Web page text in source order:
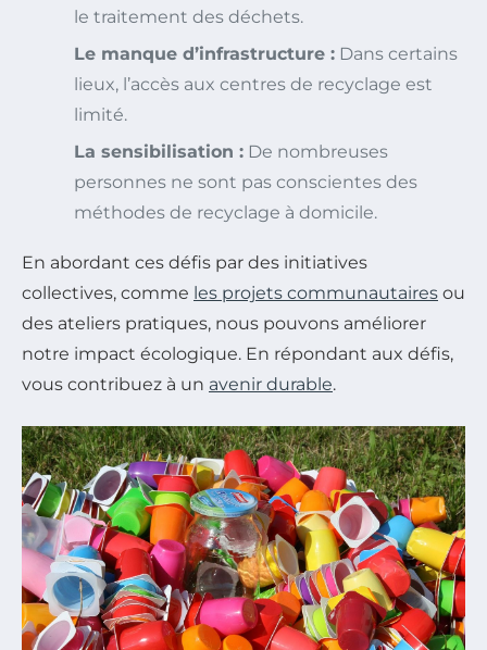
le traitement des déchets.
Le manque d’infrastructure : Dans certains
lieux, l’accès aux centres de recyclage est
limité.
La sensibilisation : De nombreuses
personnes ne sont pas conscientes des
méthodes de recyclage à domicile.
En abordant ces défis par des initiatives
collectives, comme les projets communautaires ou
des ateliers pratiques, nous pouvons améliorer
notre impact écologique. En répondant aux défis,
vous contribuez à un avenir durable.